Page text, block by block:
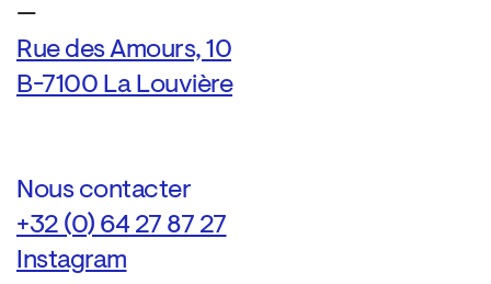
—
Rue des Amours, 10
B-7100 La Louvière
Nous contacter
+32 (0) 64 27 87 27
Instagram